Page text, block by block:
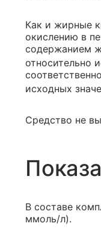
Как и жирные
окислению в
содержанием
относительно
исходных
Средство не
В составе
ммоль/л).